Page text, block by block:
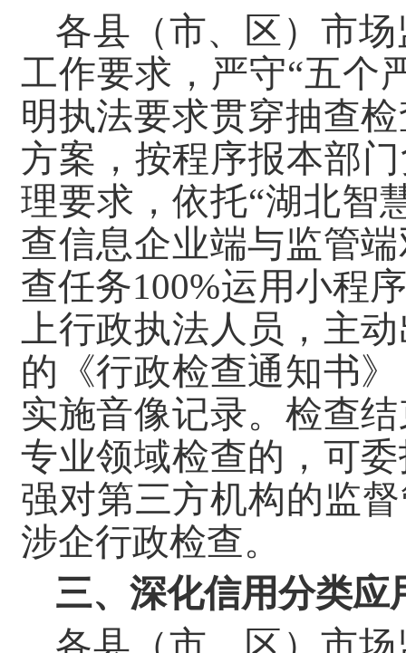
各县（市、区）市
工作要求，严守“五个
明执法要求贯穿抽查
方案，按程序报本部
理要求，依托“湖北智
查信息企业端与监管
查任务100%运用小程
上行政执法人员，主
的《行政检查通知书
实施音像记录。检查
专业领域检查的，可
强对第三方机构的监
涉企行政检查。
三、深化信用分类应